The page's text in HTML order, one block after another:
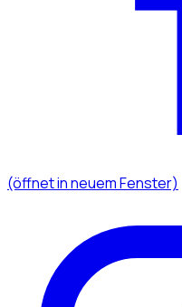
(öffnet in neuem Fenster)